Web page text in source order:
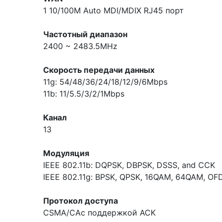
1 10/100M Auto MDI/MDIX RJ45 порт
Частотный диапазон
2400 ~ 2483.5MHz
Скорость передачи данных
11g: 54/48/36/24/18/12/9/6Mbps
11b: 11/5.5/3/2/1Mbps
Канал
13
Модуляция
IEEE 802.11b: DQPSK, DBPSK, DSSS, and CCK
IEEE 802.11g: BPSK, QPSK, 16QAM, 64QAM,
Протокол доступа
CSMA/CAс поддержкой ACK